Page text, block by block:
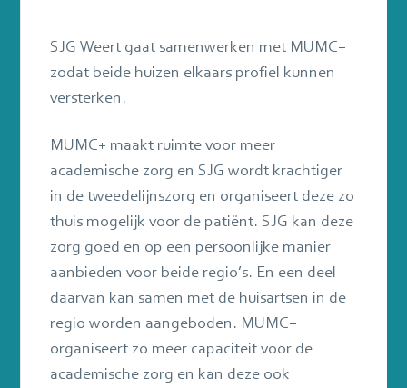
SJG Weert gaat samenwerken met MUMC+
zodat beide huizen elkaars profiel kunnen
versterken.
MUMC+ maakt ruimte voor meer
academische zorg en SJG wordt krachtiger
in de tweedelijnszorg en organiseert deze zo
thuis mogelijk voor de patiënt. SJG kan deze
zorg goed en op een persoonlijke manier
aanbieden voor beide regio’s. En een deel
daarvan kan samen met de huisartsen in de
regio worden aangeboden. MUMC+
organiseert zo meer capaciteit voor de
academische zorg en kan deze ook